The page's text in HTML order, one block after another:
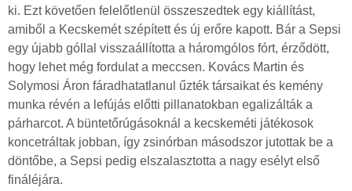
ki. Ezt követően felelőtlenül összeszedtek egy kiállítást,
amiből a Kecskemét szépített és új erőre kapott. Bár a Sepsi
egy újabb góllal visszaállította a háromgólos fórt, érződött,
hogy lehet még fordulat a meccsen. Kovács Martin és
Solymosi Áron fáradhatatlanul űzték társaikat és kemény
munka révén a lefújás előtti pillanatokban egalizálták a
párharcot. A büntetőrúgásoknál a kecskeméti játékosok
koncetráltak jobban, így zsinórban másodszor jutottak be a
döntőbe, a Sepsi pedig elszalasztotta a nagy esélyt első
fináléjára.